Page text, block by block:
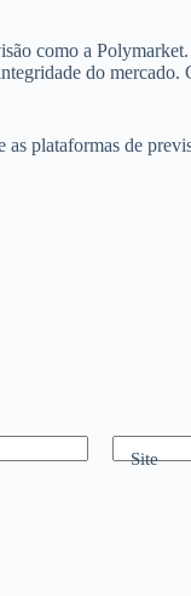
como a
do
plataformas de
Site